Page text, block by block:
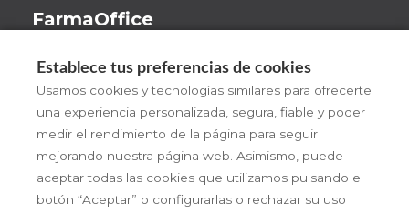
FarmaOffice
Beneficios
¡Pruébalo!
FarmaOffice
Actualidad
Contacto
Establece tus preferencias de cookies
Usamos cookies y tecnologías similares para ofrecerte
una experiencia personalizada, segura, fiable y poder
medir el rendimiento de la página para seguir
mejorando nuestra página web. Asimismo, puede
aceptar todas las cookies que utilizamos pulsando el
botón “Aceptar” o configurarlas o rechazar su uso